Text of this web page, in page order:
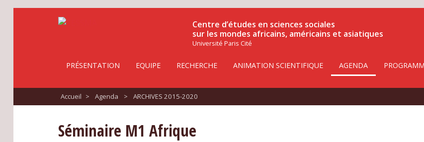
Centre d’études en sciences sociales
sur les mondes africains, américains et asiatiques
Université Paris Cité
PRÉSENTATION EQUIPE RECHERCHE ANIMATION SCIENTIFIQUE AGENDA
Accueil > Agenda > ARCHIVES 2015-2020
Séminaire M1 Afrique